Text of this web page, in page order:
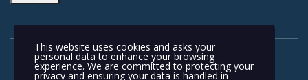
This website uses cookies and asks your
personal data to enhance your browsing
experience. We are committed to protecting your
privacy and ensuring your data is handled in